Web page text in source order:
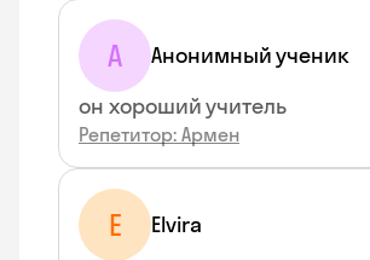
А Анонимный ученик
он хороший учитель
Репетитор: Армен
E Elvira